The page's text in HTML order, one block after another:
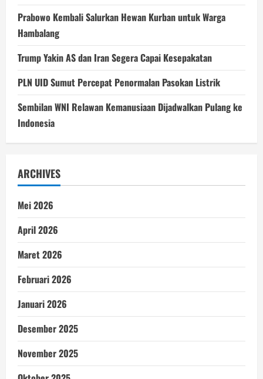
Prabowo Kembali Salurkan Hewan Kurban untuk Warga
Hambalang
Trump Yakin AS dan Iran Segera Capai Kesepakatan
PLN UID Sumut Percepat Penormalan Pasokan Listrik
Sembilan WNI Relawan Kemanusiaan Dijadwalkan Pulang ke
Indonesia
ARCHIVES
Mei 2026
April 2026
Maret 2026
Februari 2026
Januari 2026
Desember 2025
November 2025